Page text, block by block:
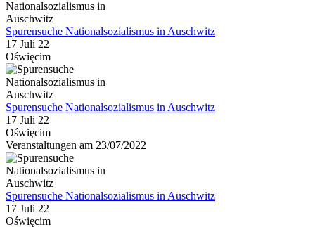
Spurensuche Nationalsozialismus in Auschwitz
17 Juli 22
Oświęcim
Spurensuche Nationalsozialismus in Auschwitz
17 Juli 22
Oświęcim
Veranstaltungen am 23/07/2022
Spurensuche Nationalsozialismus in Auschwitz
17 Juli 22
Oświęcim